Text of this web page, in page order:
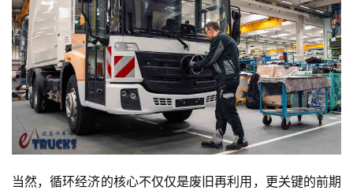
当然，循环经济的核心不仅仅是废旧再利用，更关键的前期